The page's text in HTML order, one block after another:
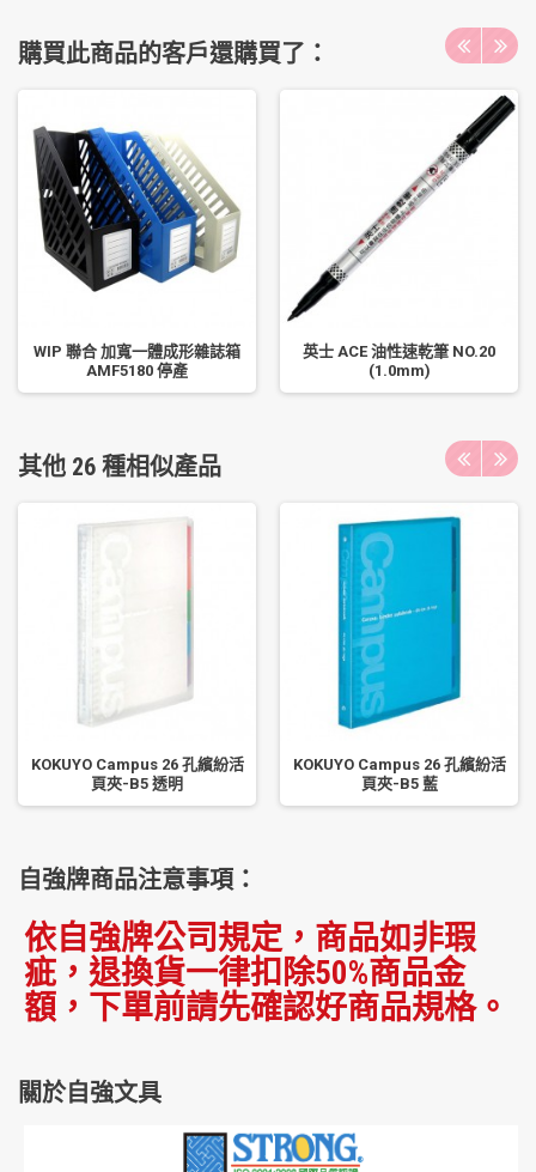
購買此商品的客戶還購買了：
WIP 聯合 加寬一體成形雜誌箱
AMF5180 停產
英士 ACE 油性速乾筆 NO.20
(1.0mm)
其他 26 種相似產品
KOKUYO Campus 26 孔繽紛活
頁夾-B5 透明
KOKUYO Campus 26 孔繽紛活
頁夾-B5 藍
自強牌商品注意事項：
依自強牌公司規定，商品如非瑕
疵，退換貨一律扣除50%商品金
額，下單前請先確認好商品規格。
關於自強文具